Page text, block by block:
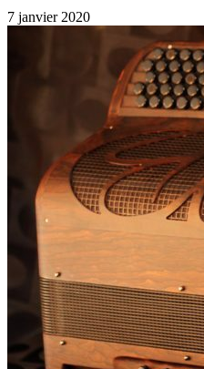
7 janvier 2020